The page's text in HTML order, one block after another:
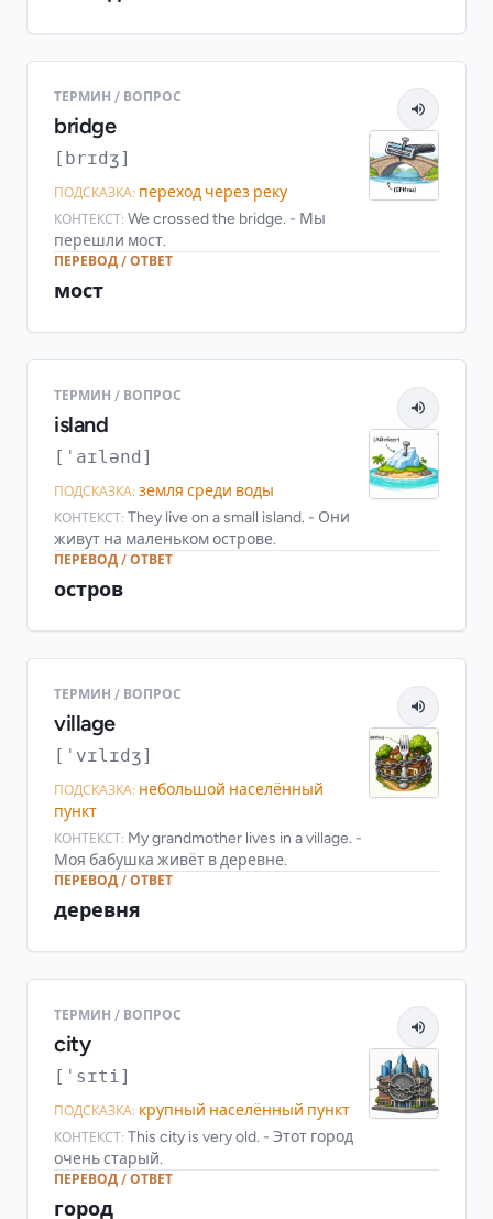
ТЕРМИН / ВОПРОС
bridge
[brɪdʒ]
ПОДСКАЗКА: переход через реку
КОНТЕКСТ: We crossed the bridge. - Мы
перешли мост.
ПЕРЕВОД / ОТВЕТ
мост
ТЕРМИН / ВОПРОС
island
[ˈaɪlənd]
ПОДСКАЗКА: земля среди воды
КОНТЕКСТ: They live on a small island. - Они
живут на маленьком острове.
ПЕРЕВОД / ОТВЕТ
остров
ТЕРМИН / ВОПРОС
village
[ˈvɪlɪdʒ]
ПОДСКАЗКА: небольшой населённый
пункт
КОНТЕКСТ: My grandmother lives in a village. -
Моя бабушка живёт в деревне.
ПЕРЕВОД / ОТВЕТ
деревня
ТЕРМИН / ВОПРОС
city
[ˈsɪti]
ПОДСКАЗКА: крупный населённый пункт
КОНТЕКСТ: This city is very old. - Этот город
очень старый.
ПЕРЕВОД / ОТВЕТ
город